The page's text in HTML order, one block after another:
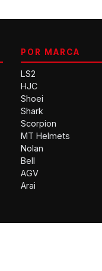
POR MARCA
LS2
HJC
Shoei
Shark
Scorpion
MT Helmets
Nolan
Bell
AGV
Arai